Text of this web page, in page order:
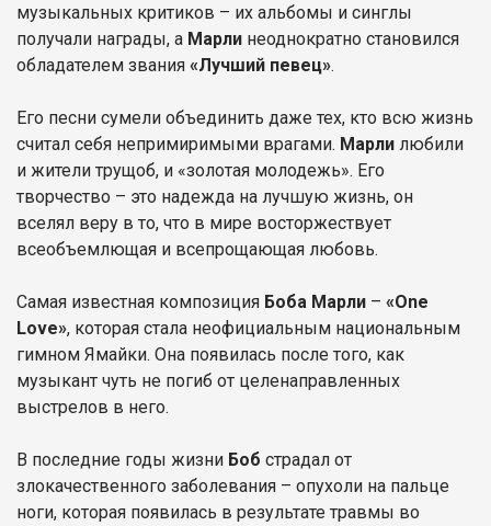
музыкальных критиков – их альбомы и синглы
получали награды, а Марли неоднократно становился
обладателем звания «Лучший певец».
Его песни сумели объединить даже тех, кто всю жизнь
считал себя непримиримыми врагами. Марли любили
и жители трущоб, и «золотая молодежь». Его
творчество – это надежда на лучшую жизнь, он
вселял веру в то, что в мире восторжествует
всеобъемлющая и всепрощающая любовь.
Самая известная композиция Боба Марли – «One
Love», которая стала неофициальным национальным
гимном Ямайки. Она появилась после того, как
музыкант чуть не погиб от целенаправленных
выстрелов в него.
В последние годы жизни Боб страдал от
злокачественного заболевания – опухоли на пальце
ноги, которая появилась в результате травмы во